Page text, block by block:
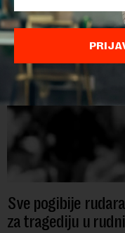
Sve pogibije
za tragediju u